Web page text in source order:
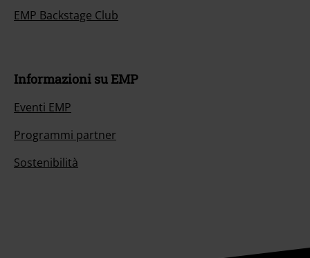
EMP Backstage Club
Informazioni su EMP
Eventi EMP
Programmi partner
Sostenibilità